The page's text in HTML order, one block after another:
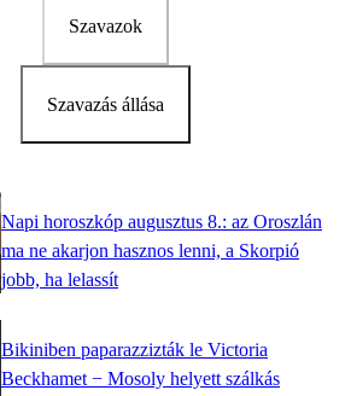
Szavazok
Szavazás állása
Napi horoszkóp augusztus 8.: az Oroszlán
ma ne akarjon hasznos lenni, a Skorpió
jobb, ha lelassít
Bikiniben paparazzizták le Victoria
Beckhamet − Mosoly helyett szálkás